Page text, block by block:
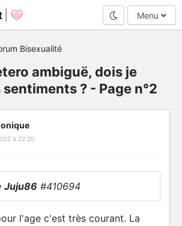
Mode nuit
Menu
Bisexualité
ambiguë, dois je
? - Page n°2
à 22:20
Juju86 #410694
l'age c'est très courant. La